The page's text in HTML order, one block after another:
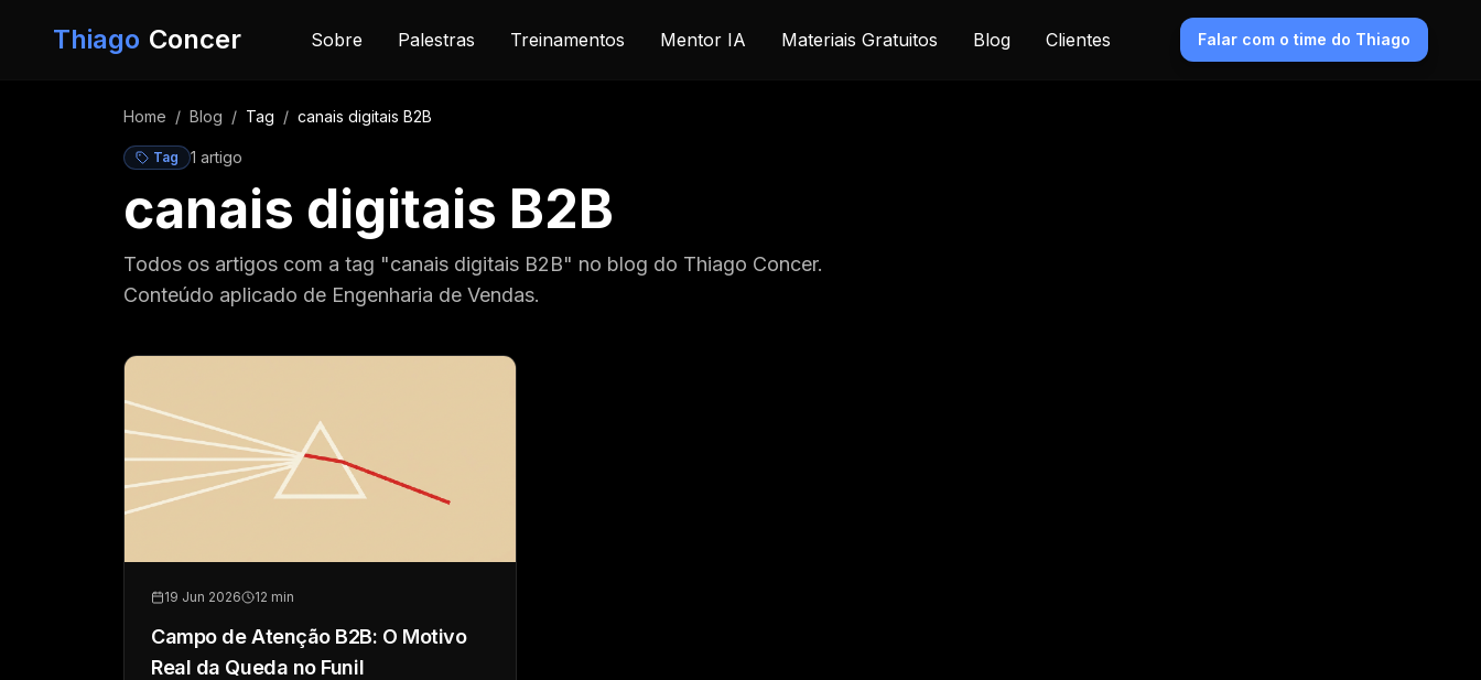
Thiago Concer Sobre Palestras Treinamentos Mentor IA Materiais Gratuitos Blog Clientes Falar com o time do Thiago
Home / Blog / Tag / canais digitais B2B
Tag 1 artigo
canais digitais B2B
Todos os artigos com a tag "canais digitais B2B" no blog do Thiago Concer.
Conteúdo aplicado de Engenharia de Vendas.
19 Jun 2026 12 min
Campo de Atenção B2B: O Motivo
Real da Queda no Funil